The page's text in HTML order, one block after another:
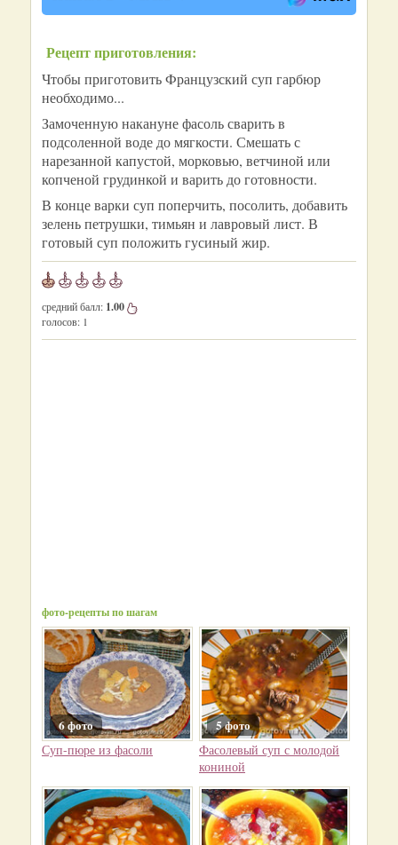
Рецепт приготовления:
Чтобы приготовить Французский суп гарбюр
необходимо...
Замоченную накануне фасоль сварить в
подсоленной воде до мягкости. Смешать с
нарезанной капустой, морковью, ветчиной или
копченой грудинкой и варить до готовности.
В конце варки суп поперчить, посолить, добавить
зелень петрушки, тимьян и лавровый лист. В
готовый суп положить гусиный жир.
средний балл: 1.00
голосов: 1
фото-рецепты по шагам
6 фото
Суп-пюре из фасоли
5 фото
Фасолевый суп с молодой
кониной